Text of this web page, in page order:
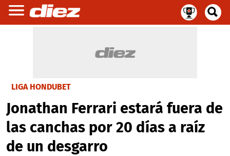
LIGA HONDUBET
Jonathan Ferrari estará fuera de
las canchas por 20 días a raíz
de un desgarro